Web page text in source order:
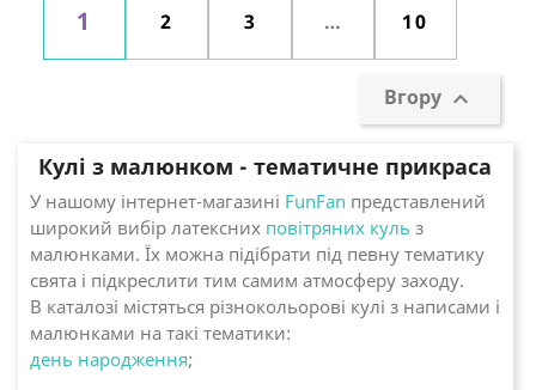
1 2 3 … 10
Вгору 
Кулі з малюнком - тематичне прикраса
У нашому інтернет-магазині FunFan представлений
широкий вибір латексних повітряних куль з
малюнками. Їх можна підібрати під певну тематику
свята і підкреслити тим самим атмосферу заходу.
В каталозі містяться різнокольорові кулі з написами і
малюнками на такі тематики:
день народження;